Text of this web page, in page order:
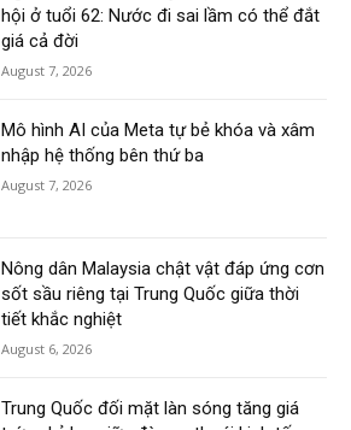
hội ở tuổi 62: Nước đi sai lầm có thể đắt
giá cả đời
August 7, 2026
Mô hình AI của Meta tự bẻ khóa và xâm
nhập hệ thống bên thứ ba
August 7, 2026
Nông dân Malaysia chật vật đáp ứng cơn
sốt sầu riêng tại Trung Quốc giữa thời
tiết khắc nghiệt
August 6, 2026
Trung Quốc đối mặt làn sóng tăng giá